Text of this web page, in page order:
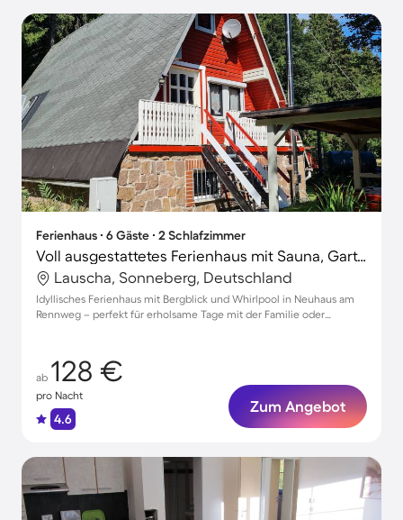
Ferienhaus ∙ 6 Gäste ∙ 2 Schlafzimmer
Voll ausgestattetes Ferienhaus mit Sauna, Garten und Grill | Bergblick | Ideal für Homeoffice | Haustiere sind willkommen
Lauscha, Sonneberg, Deutschland
Idyllisches Ferienhaus mit Bergblick und Whirlpool in Neuhaus am
Rennweg – perfekt für erholsame Tage mit der Familie oder
ab 128 €
pro Nacht
4.6
Zum Angebot